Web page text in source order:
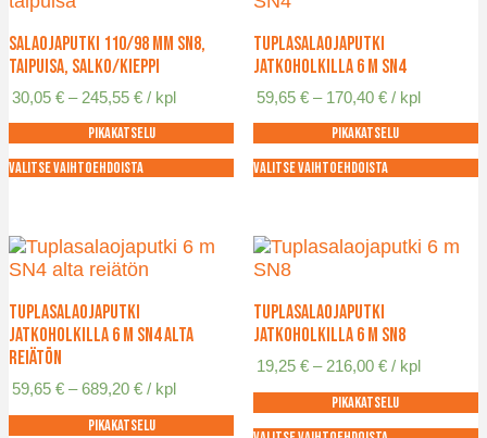
Salaojaputki 110/98 mm SN8,
taipuisa, salko/kieppi
30,05€ – 245,55€Hintaluokka:
-
245,55 €
/ kpl
Pikakatselu
Valitse vaihtoehdoista
on
useampi
muunnelma.
Voit
tehdä
valinnat
tuotteen
sivulla.
Tuplasalaojaputki
jatkoholkilla 6 m SN4
59,65 € – 170,40 €Hintaluokka:
-
170,40 €
/ kpl
Pikakatselu
Valitse vaihtoehdoista
on
useampi
muunnelma.
Voit
tehdä
valinnat
tuotteen
sivulla.
Tuplasalaojaputki
jatkoholkilla 6 m SN4 alta
reiätön
59,65€ – 689,20€Hintaluokka:
-
/ kpl
Pikakatselu
Tuplasalaojaputki
jatkoholkilla 6 m SN8
19,25 € – 216,00 €Hintaluokka:
-
/ kpl
Pikakatselu